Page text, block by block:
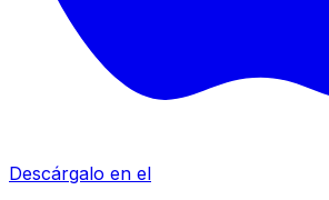
Descárgalo en el